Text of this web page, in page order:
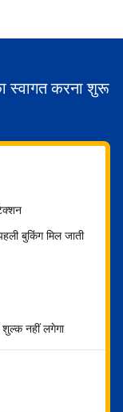
स्वागत करना शुरू
बुकिंग मिल जाती
नहीं लगेगा